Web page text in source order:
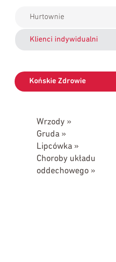
Hurtownie
Klienci indywidualni
Końskie Zdrowie
Wrzody »
Gruda »
Lipcówka »
Choroby układu
oddechowego »